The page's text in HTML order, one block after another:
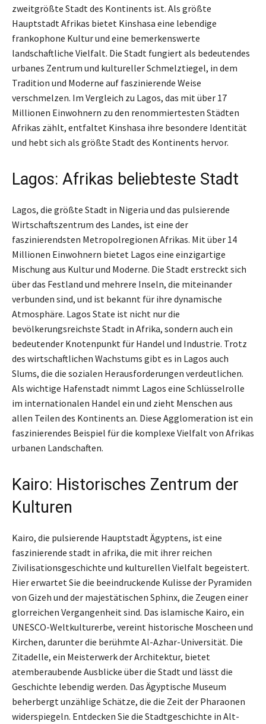
zweitgrößte Stadt des Kontinents ist. Als größte
Hauptstadt Afrikas bietet Kinshasa eine lebendige
frankophone Kultur und eine bemerkenswerte
landschaftliche Vielfalt. Die Stadt fungiert als bedeutendes
urbanes Zentrum und kultureller Schmelztiegel, in dem
Tradition und Moderne auf faszinierende Weise
verschmelzen. Im Vergleich zu Lagos, das mit über 17
Millionen Einwohnern zu den renommiertesten Städten
Afrikas zählt, entfaltet Kinshasa ihre besondere Identität
und hebt sich als größte Stadt des Kontinents hervor.
Lagos: Afrikas beliebteste Stadt
Lagos, die größte Stadt in Nigeria und das pulsierende
Wirtschaftszentrum des Landes, ist eine der
faszinierendsten Metropolregionen Afrikas. Mit über 14
Millionen Einwohnern bietet Lagos eine einzigartige
Mischung aus Kultur und Moderne. Die Stadt erstreckt sich
über das Festland und mehrere Inseln, die miteinander
verbunden sind, und ist bekannt für ihre dynamische
Atmosphäre. Lagos State ist nicht nur die
bevölkerungsreichste Stadt in Afrika, sondern auch ein
bedeutender Knotenpunkt für Handel und Industrie. Trotz
des wirtschaftlichen Wachstums gibt es in Lagos auch
Slums, die die sozialen Herausforderungen verdeutlichen.
Als wichtige Hafenstadt nimmt Lagos eine Schlüsselrolle
im internationalen Handel ein und zieht Menschen aus
allen Teilen des Kontinents an. Diese Agglomeration ist ein
faszinierendes Beispiel für die komplexe Vielfalt von Afrikas
urbanen Landschaften.
Kairo: Historisches Zentrum der
Kulturen
Kairo, die pulsierende Hauptstadt Ägyptens, ist eine
faszinierende stadt in afrika, die mit ihrer reichen
Zivilisationsgeschichte und kulturellen Vielfalt begeistert.
Hier erwartet Sie die beeindruckende Kulisse der Pyramiden
von Gizeh und der majestätischen Sphinx, die Zeugen einer
glorreichen Vergangenheit sind. Das islamische Kairo, ein
UNESCO-Weltkulturerbe, vereint historische Moscheen und
Kirchen, darunter die berühmte Al-Azhar-Universität. Die
Zitadelle, ein Meisterwerk der Architektur, bietet
atemberaubende Ausblicke über die Stadt und lässt die
Geschichte lebendig werden. Das Ägyptische Museum
beherbergt unzählige Schätze, die die Zeit der Pharaonen
widerspiegeln. Entdecken Sie die Stadtgeschichte in Alt-